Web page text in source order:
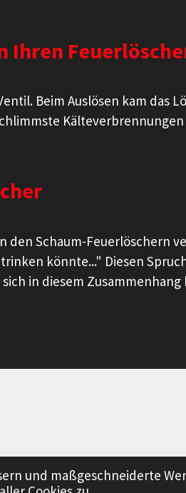
und maßgeschneiderte
Ihren
Beim Auslösen kam das
den Schaum-Feuerlöschern
könnte..." Diesen
in diesem